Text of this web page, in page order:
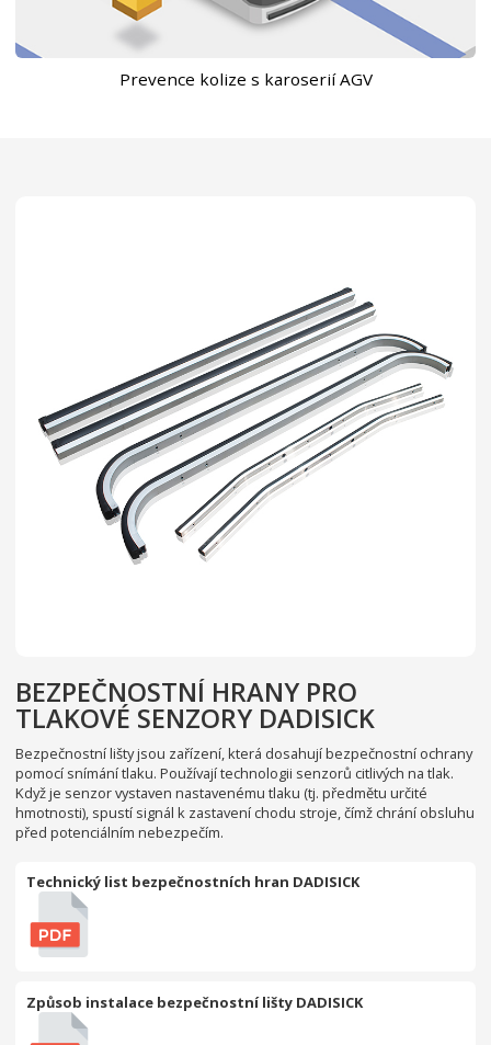
Prevence kolize s karoserií AGV
BEZPEČNOSTNÍ HRANY PRO
TLAKOVÉ SENZORY DADISICK
Bezpečnostní lišty jsou zařízení, která dosahují bezpečnostní ochrany
pomocí snímání tlaku. Používají technologii senzorů citlivých na tlak.
Když je senzor vystaven nastavenému tlaku (tj. předmětu určité
hmotnosti), spustí signál k zastavení chodu stroje, čímž chrání obsluhu
před potenciálním nebezpečím.
Technický list bezpečnostních hran DADISICK
Způsob instalace bezpečnostní lišty DADISICK